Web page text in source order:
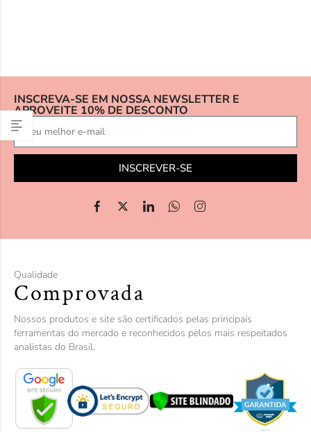
INSCREVA-SE EM NOSSA NEWSLETTER E
APROVEITE 10% DE DESCONTO
INSCREVER-SE
Qualidade
Comprovada
Nossos produtos e site são certificados pelas principais
ferramentas do mercado e reconhecidos pelos mais respeitados
analistas do Brasil.